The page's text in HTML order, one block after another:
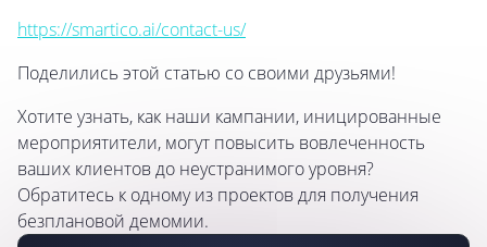
https://smartico.ai/contact-us/
Поделились этой статью со своими друзьями!
Хотите узнать, как наши кампании, иницированные
мероприятители, могут повысить вовлеченность
ваших клиентов до неустранимого уровня?
Обратитесь к одному из проектов для получения
безплановой демомии.